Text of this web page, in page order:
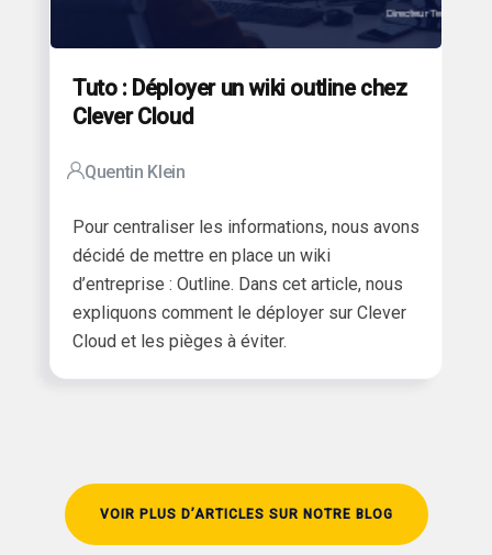
Tuto : Déployer un wiki outline chez
Clever Cloud
Quentin Klein
Pour centraliser les informations, nous avons
décidé de mettre en place un wiki
d’entreprise : Outline. Dans cet article, nous
expliquons comment le déployer sur Clever
Cloud et les pièges à éviter.
VOIR PLUS D’ARTICLES SUR NOTRE BLOG